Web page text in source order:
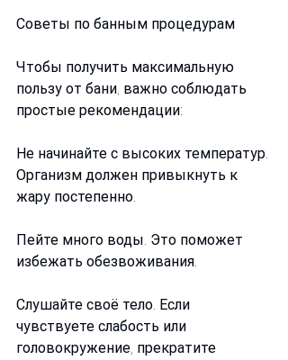
Советы по банным процедурам
Чтобы получить максимальную
пользу от бани, важно соблюдать
простые рекомендации:
Не начинайте с высоких температур.
Организм должен привыкнуть к
жару постепенно.
Пейте много воды. Это поможет
избежать обезвоживания.
Слушайте своё тело. Если
чувствуете слабость или
головокружение, прекратите